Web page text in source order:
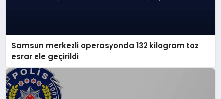
Samsun merkezli operasyonda 132 kilogram toz
esrar ele geçirildi